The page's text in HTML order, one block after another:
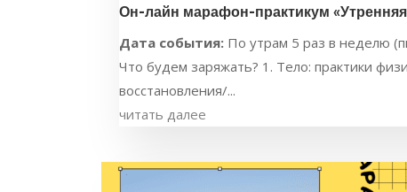
Он-лайн марафон-практикум
Дата события: По утрам 5 раз в неделю
Что будем заряжать? 1. Тело: практики
восстановления/...
читать далее